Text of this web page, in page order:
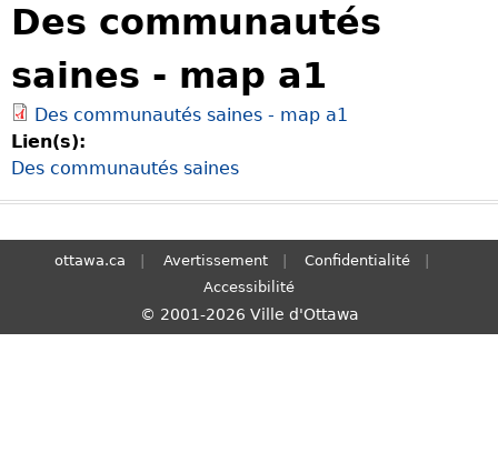
i
n
e
y
o
u
r
S
h
Des communautés
saines - map a1
Des communautés saines - map a1
Lien(s):
Des communautés saines
ottawa.ca Avertissement
Confidentialité
Accessibilité
© 2001-2026 Ville d'Ottawa